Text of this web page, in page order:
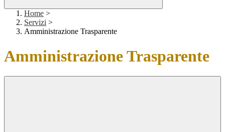
Home >
Servizi >
Amministrazione Trasparente
Amministrazione Trasparente